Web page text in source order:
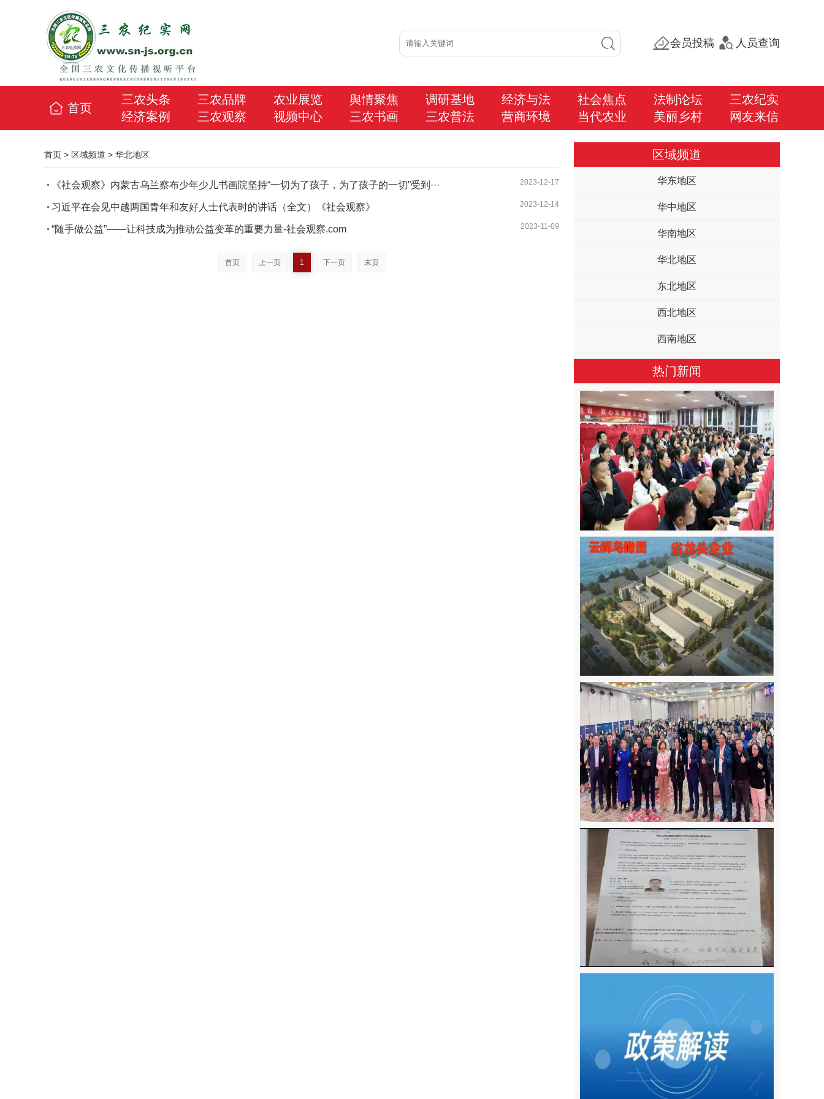
会员投稿 人员查询
首页
三农头条 三农品牌 农业展览 舆情聚焦 调研基地 经济与法 社会焦点 法制论坛
三农纪实
经济案例
三农观察 视频中心 三农书画 三农普法 营商环境 当代农业 美丽乡村 网友来信
首页 > 区域频道 > 华北地区
《社会观察》内蒙古乌兰察布少年少儿书画院坚持“一切为了孩子，为了孩子的一切”受到··· 2023-12-17
习近平在会见中越两国青年和友好人士代表时的讲话（全文）《社会观察》 2023-12-14
“随手做公益”——让科技成为推动公益变革的重要力量-社会观察.com 2023-11-09
首页 上一页 1 下一页 末页
区域频道
华东地区
华中地区
华南地区
华北地区
东北地区
西北地区
西南地区
热门新闻